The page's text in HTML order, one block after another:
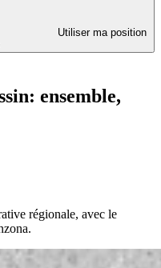
Utiliser ma position
ensemble,
régionale, avec le